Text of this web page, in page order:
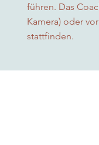
führen. Das
Kamera) oder
stattfinden.